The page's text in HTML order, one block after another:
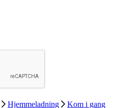
Hjemmeladning
Kom i gang